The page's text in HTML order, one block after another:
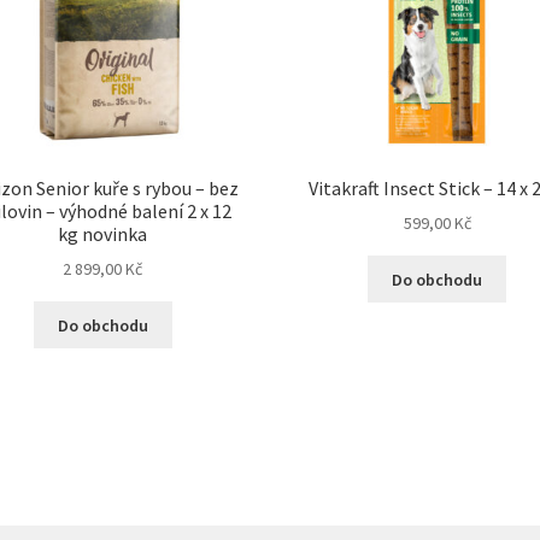
Senior kuře s rybou – bez
– výhodné balení 2 x 12
kg novinka
2 899,00Kč
Do obchodu
Vitakraft Insect Stick – 14 x
599,00Kč
Do obchodu